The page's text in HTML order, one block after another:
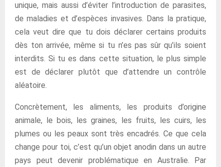
unique, mais aussi d’éviter l’introduction de parasites,
de maladies et d’espèces invasives. Dans la pratique,
cela veut dire que tu dois déclarer certains produits
dès ton arrivée, même si tu n’es pas sûr qu’ils soient
interdits. Si tu es dans cette situation, le plus simple
est de déclarer plutôt que d’attendre un contrôle
aléatoire.
Concrètement, les aliments, les produits d’origine
animale, le bois, les graines, les fruits, les cuirs, les
plumes ou les peaux sont très encadrés. Ce que cela
change pour toi, c’est qu’un objet anodin dans un autre
pays peut devenir problématique en Australie. Par